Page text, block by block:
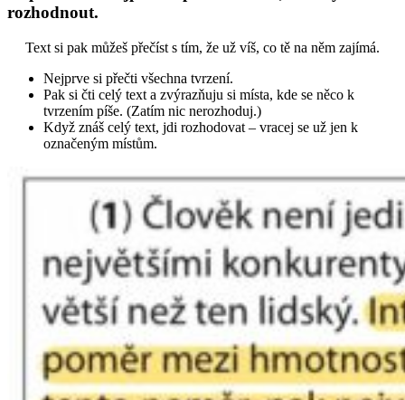
rozhodnout.
Text si pak můžeš přečíst s tím, že už víš, co tě na něm zajímá.
Nejprve si přečti všechna tvrzení.
Pak si čti celý text a zvýrazňuju si místa, kde se něco k
tvrzením píše. (Zatím nic nerozhoduj.)
Když znáš celý text, jdi rozhodovat – vracej se už jen k
označeným místům.